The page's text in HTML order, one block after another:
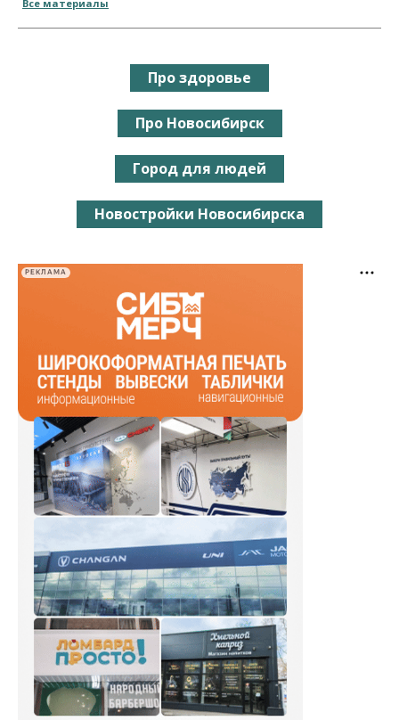
Все материалы
Про здоровье
Про Новосибирск
Город для людей
Новостройки Новосибирска
РЕКЛАМА